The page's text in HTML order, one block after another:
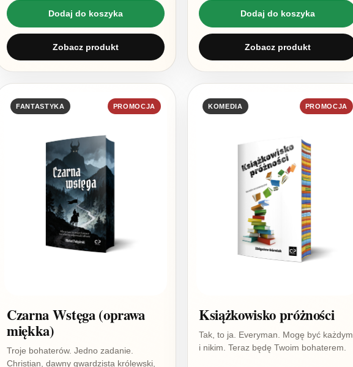
Dodaj do koszyka
Zobacz produkt
Dodaj do koszyka
Zobacz produkt
FANTASTYKA PROMOCJA
Czarna Wstęga (oprawa
miękka)
Troje bohaterów. Jedno zadanie.
Christian, dawny gwardzista królewski,
KOMEDIA PROMOCJA
Książkowisko próżności
Tak, to ja. Everyman. Mogę być każdym
i nikim. Teraz będę Twoim bohaterem.